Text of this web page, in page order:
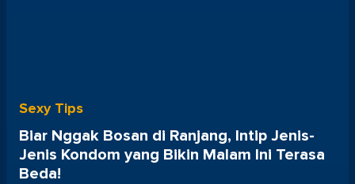
Sexy Tips
Biar Nggak Bosan di Ranjang, Intip Jenis-
Jenis Kondom yang Bikin Malam Ini Terasa
Beda!